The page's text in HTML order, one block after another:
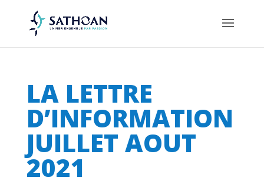
LA LETTRE
D’INFORMATION
JUILLET AOUT
2021